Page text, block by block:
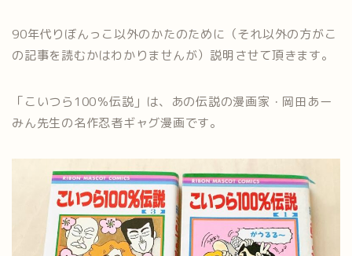
90年代りぼんっこ以外のかたのために（それ以外の方がこ
の記事を読むかはわかりませんが）説明させて頂きます。
「こいつら100％伝説」は、あの伝説の漫画家・岡田あー
みん先生の名作忍者ギャグ漫画です。